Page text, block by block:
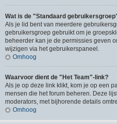
Wat is de "Standaard
Als je lid bent van meerdere
gebruikersgroep gebruikt om je
beheerder kan je de permissies geven
wijzigen via het gebruikerspaneel.
Omhoog
Waarvoor dient de "Het Team"-link?
Als je op deze link klikt, kom je op een
mensen die het forum beheren. Deze
moderators, met bijhorende details
Omhoog